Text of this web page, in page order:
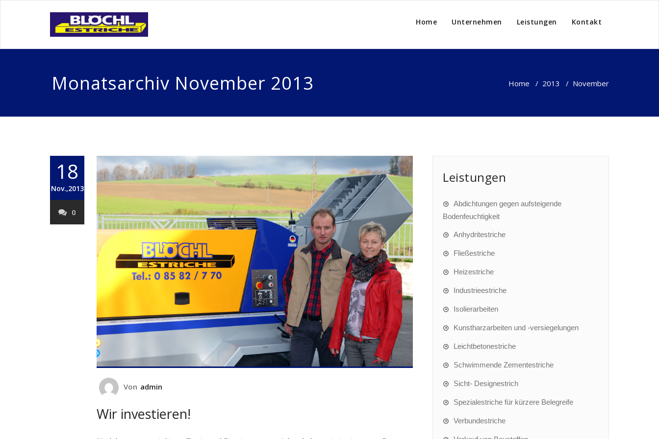
Home Unternehmen Leistungen Kontakt
Monatsarchiv November 2013 Home / 2013 / November
18
Nov.,2013
0
Von admin
Wir investieren!
Leistungen
Abdichtungen gegen aufsteigende
Bodenfeuchtigkeit
Anhydritestriche
Fließestriche
Heizestriche
Industrieestriche
Isolierarbeiten
Kunstharzarbeiten und -versiegelungen
Leichtbetonestriche
Schwimmende Zementestriche
Sicht- Designestrich
Spezialestriche für kürzere Belegreife
Verbundestriche